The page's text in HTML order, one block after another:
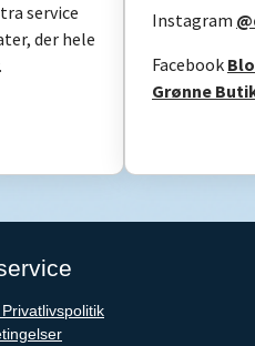
service
der hele
Instagram
Facebook
Grønne